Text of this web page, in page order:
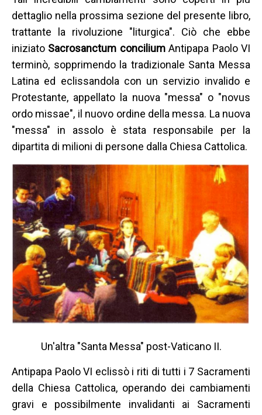
dettaglio nella prossima sezione del presente libro,
trattante la rivoluzione "liturgica". Ciò che ebbe
iniziato Sacrosanctum conciliumAntipapa Paolo VI
terminò, sopprimendo la tradizionale Santa Messa
Latina ed eclissandola con un servizio invalido e
Protestante, appellato la nuova "messa" o "novus
ordo missae", il nuovo ordine della messa. La nuova
"messa" in assolo è stata responsabile per la
dipartita di milioni di persone dalla Chiesa Cattolica.
Un'altra "Santa Messa" post-Vaticano II.
Antipapa Paolo VI eclissò i riti di tutti i 7 Sacramenti
della Chiesa Cattolica, operando dei cambiamenti
gravi e possibilmente invalidanti ai Sacramenti